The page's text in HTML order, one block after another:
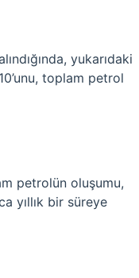
yukarıdaki
toplam petrol
petrolün oluşumu,
yıllık bir süreye